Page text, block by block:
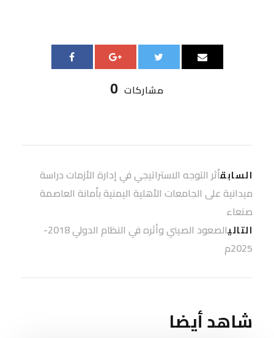
0 مشاركات
السابقأثر التوجه الاستراتيجي في إدارة الأزمات دراسة
ميدانية على الجامعات الأهلية اليمنية بأمانة العاصمة
صنعاء
التالي
الصعود الصيني وأثره في النظام الدولي 2018-
2025م
شاهد أيضا